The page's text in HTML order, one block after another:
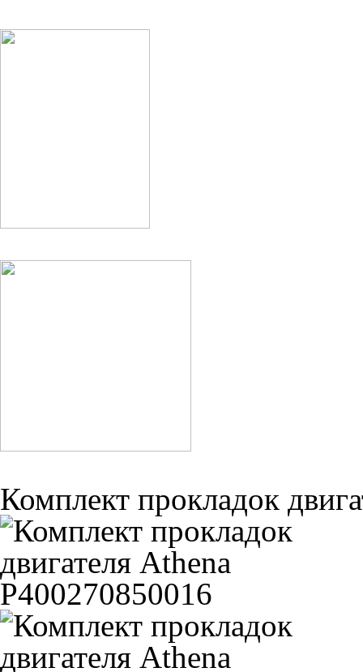
Комплект прокладок